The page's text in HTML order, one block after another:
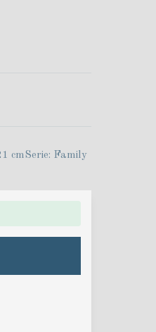
cmSerie: Family